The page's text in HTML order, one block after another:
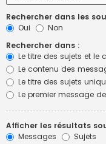
Rechercher dans les
Oui
Non
Rechercher dans :
Le titre des sujets et le
Le contenu des
Le titre des sujets
Le premier message
Afficher les résultats
Messages
Sujets